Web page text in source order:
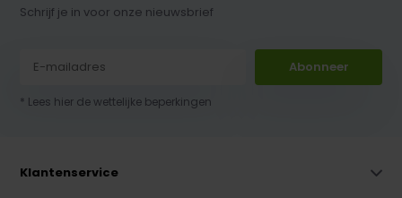
Schrijf je in voor onze nieuwsbrief
Abonneer
* Lees hier de wettelijke beperkingen
Klantenservice